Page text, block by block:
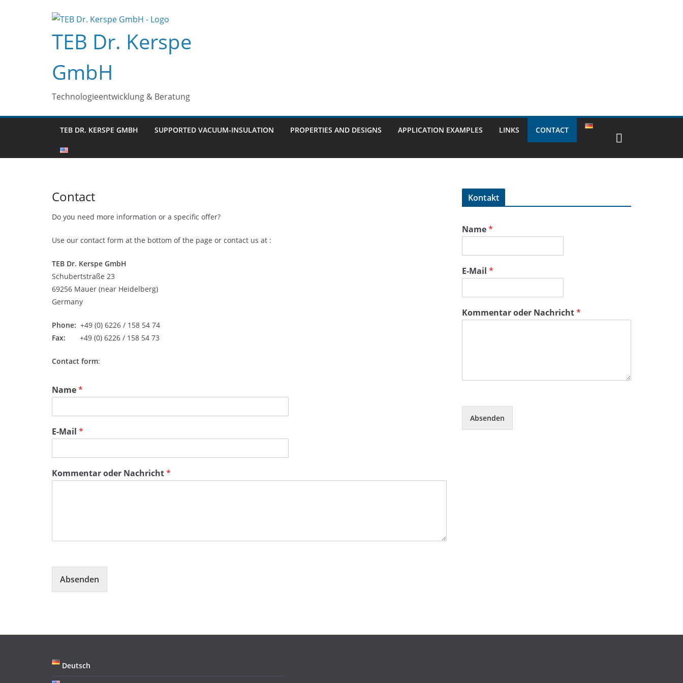
TEB Dr. Kerspe
GmbH
Technologieentwicklung & Beratung
TEB DR. KERSPE GMBH SUPPORTED VACUUM-INSULATION PROPERTIES AND DESIGNS APPLICATION EXAMPLES LINKS CONTACT
Contact
Do you need more information or a specific offer?
Use our contact form at the bottom of the page or contact us at :
TEB Dr. Kerspe GmbH
Schubertstraße 23
69256 Mauer (near Heidelberg)
Germany
Phone: +49 (0) 6226 / 158 54 74
Fax: +49 (0) 6226 / 158 54 73
Contact form:
Name*
E-Mail *
Kommentar oder Nachricht*
Absenden
Kontakt
Name*
E-Mail *
Kommentar oder Nachricht*
Absenden
Deutsch